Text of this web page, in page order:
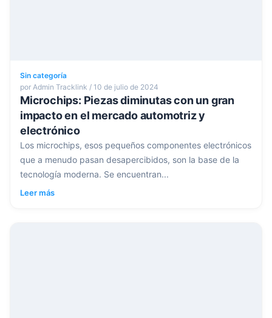
Sin categoría
por Admin Tracklink / 10 de julio de 2024
Microchips: Piezas diminutas con un gran
impacto en el mercado automotriz y
electrónico
Los microchips, esos pequeños componentes electrónicos
que a menudo pasan desapercibidos, son la base de la
tecnología moderna. Se encuentran...
Leer más